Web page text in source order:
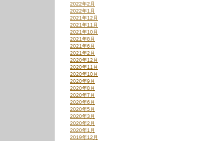
2022年2月
2022年1月
2021年12月
2021年11月
2021年10月
2021年8月
2021年6月
2021年2月
2020年12月
2020年11月
2020年10月
2020年9月
2020年8月
2020年7月
2020年6月
2020年5月
2020年3月
2020年2月
2020年1月
2019年12月